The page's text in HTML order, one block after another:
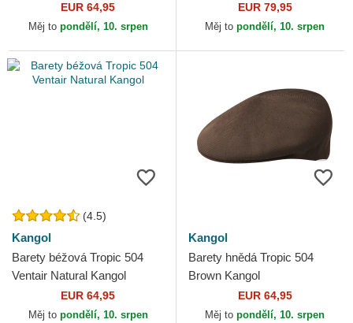
EUR 64,95
Měj to pondělí, 10. srpen
EUR 79,95
Měj to pondělí, 10. srpen
(4.5)
Kangol
Barety béžová Tropic 504
Ventair Natural Kangol
EUR 64,95
Měj to pondělí, 10. srpen
Kangol
Barety hnědá Tropic 504
Brown Kangol
EUR 64,95
Měj to pondělí, 10. srpen